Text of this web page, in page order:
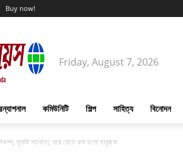
Buy now!
Friday, August 7, 2026
কমিউনিটি শিল্প সাহিত্য বিনোদন
সুনামি সতর্কতা, সরে যেতে বলা হলো মানুষকে